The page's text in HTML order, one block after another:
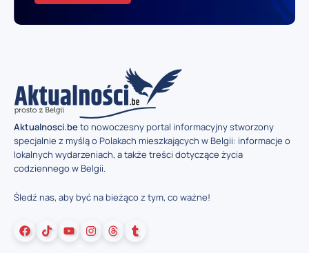
Aktualnosci.beto nowoczesny portal informacyjny stworzony
specjalnie z myślą o Polakach mieszkających w Belgii: informacje o
lokalnych wydarzeniach, a także treści dotyczące życia
codziennego w Belgii.
Śledź nas, aby być na bieżąco z tym, co ważne!